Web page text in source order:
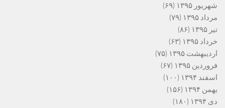
شهریور ۱۳۹۵
(۶۹)
مرداد ۱۳۹۵
(۷۹)
تیر ۱۳۹۵
(۸۶)
خرداد ۱۳۹۵
(۶۳)
اردیبهشت ۱۳۹۵
(۷۵)
فروردین ۱۳۹۵
(۶۷)
اسفند ۱۳۹۴
(۱۰۰)
بهمن ۱۳۹۴
(۱۵۶)
دی ۱۳۹۴
(۱۸۰)